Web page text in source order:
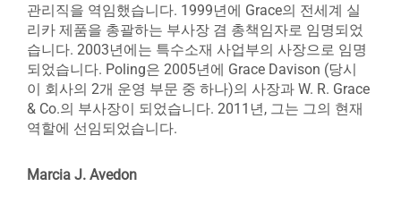
관리직을 역임했습니다. 1999년에 Grace의 전세계 실
리카 제품을 총괄하는 부사장 겸 총책임자로 임명되었
습니다. 2003년에는 특수소재 사업부의 사장으로 임명
되었습니다. Poling은 2005년에 Grace Davison (당시
이 회사의 2개 운영 부문 중 하나)의 사장과 W. R. Grace
& Co.의 부사장이 되었습니다. 2011년, 그는 그의 현재
역할에 선임되었습니다.
Marcia J. Avedon